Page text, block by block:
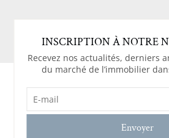
INSCRIPTION À NOTRE
Recevez nos actualités, derniers
du marché de l’immobilier
E-
MAIL